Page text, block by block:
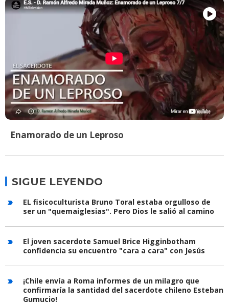
Enamorado de un Leproso
SIGUE LEYENDO
EL fisicoculturista Bruno Toral estaba orgulloso de
ser un "quemaiglesias". Pero Dios le salió al camino
El joven sacerdote Samuel Brice Higginbotham
confidencia su encuentro "cara a cara" con Jesús
¡Chile envía a Roma informes de un milagro que
confirmaría la santidad del sacerdote chileno Esteban
Gumucio!